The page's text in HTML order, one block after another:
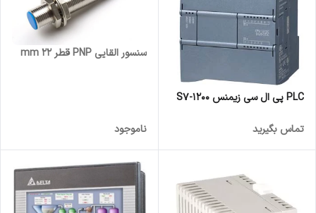
PLC پی ال سی زیمنس S7-1200
تماس بگیرید
سنسور القایی PNP قطر 22 mm
ناموجود